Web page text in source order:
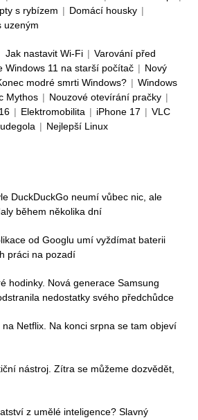
s rybízem | Domácí housky |
uzeným
Jak nastavit Wi-Fi | Varování před
Windows 11 na starší počítač | Nový
modré smrti Windows? | Windows
Mythos | Nouzové otevírání pračky |
| Elektromobilita | iPhone 17 | VLC
| Nejlepší Linux
DuckDuckGo neumí vůbec nic, ale
během několika dní
od Googlu umí vyždímat baterii
práci na pozadí
hodinky. Nová generace Samsung
nedostatky svého předchůdce
Netflix. Na konci srpna se tam objeví
nástroj. Zítra se můžeme dozvědět,
z umělé inteligence? Slavný